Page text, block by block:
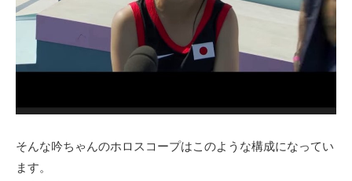
そんな吟ちゃんのホロスコープはこのような構成になってい
ます。